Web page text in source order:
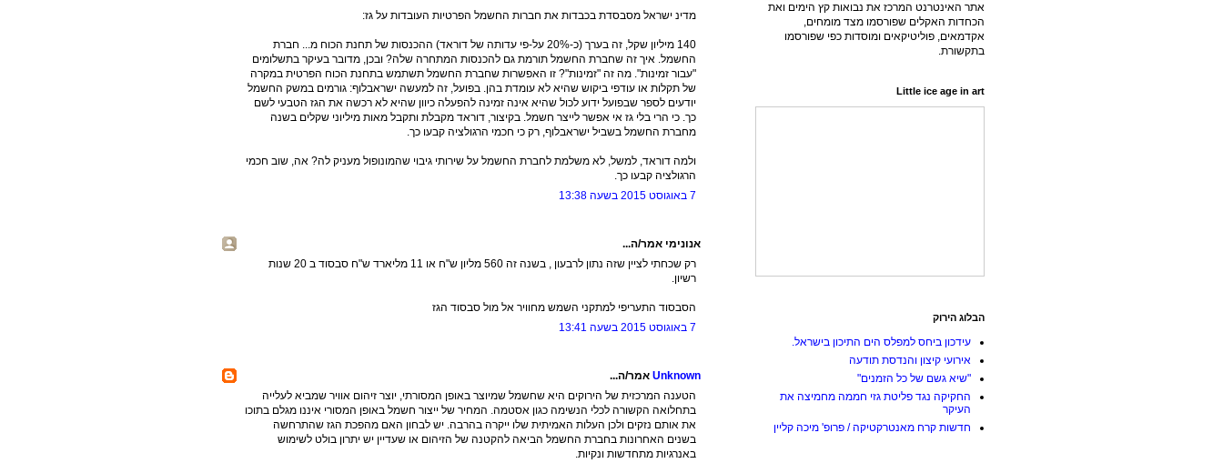
מדינ ישראל מסבסדת בכבדות את חברות החשמל הפרטיות העובדות על גז:
140 מיליון שקל, זה בערך (כ-20% על-פי עדותה של דוראד) ההכנסות של תחנת הכוח מ... חברת
החשמל. איך זה שחברת החשמל תורמת גם להכנסות המתחרה שלה? ובכן, מדובר בעיקר בתשלומים
"עבור זמינות". מה זה "זמינות"? זו האפשרות שחברת החשמל תשתמש בתחנת הכוח הפרטית במקרה
של תקלות או עודפי ביקוש שהיא לא עומדת בהן. בפועל, זה למעשה ישראבלוף: גורמים במשק החשמל
יודעים לספר שבפועל ידוע לכול שהיא אינה זמינה להפעלה כיוון שהיא לא רכשה את הגז הטבעי לשם
כך. כי הרי בלי גז אי אפשר לייצר חשמל. בקיצור, דוראד מקבלת ותקבל מאות מיליוני שקלים בשנה
מחברת החשמל בשביל ישראבלוף, רק כי חכמי הרגולציה קבעו כך.
ולמה דוראד, למשל, לא משלמת לחברת החשמל על שירותי גיבוי שהמונופול מעניק לה? אה, שוב חכמי
הרגולציה קבעו כך.
7 באוגוסט 2015 בשעה 13:38
אנונימי אמר/ה...
רק שכחתי לציין שזה נתון לרבעון , בשנה זה 560 מליון ש"ח או 11 מליארד ש"ח סבסוד ב 20 שנות
רשיון.
הסבסוד התעריפי למתקני השמש מחוויר אל מול סבסוד הגז
7 באוגוסט 2015 בשעה 13:41
Unknown אמר/ה...
הטענה המרכזית של הירוקים היא שחשמל שמיוצר באופן המסורתי, יוצר זיהום אוויר שמביא לעלייה
בתחלואה הקשורה לכלי הנשימה כגון אסטמה. המחיר של ייצור חשמל באופן המסורי איננו מגלם בתוכו
את אותם נזקים ולכן העלות האמיתית שלו ייקרה בהרבה. יש לבחון האם מהפכת הגז שהתרחשה
בשנים האחרונות בחברת החשמל הביאה להקטנה של הזיהום או שעדיין יש יתרון בולט לשימוש
באנרגיות מתחדשות ונקיות.
אתר האינטרנט המרכז את נבואות קץ הימים ואת
הכחדות האקלים שפורסמו מצד מומחים,
אקדמאים, פוליטיקאים ומוסדות כפי שפורסמו
בתקשורת.
Little ice age in art
הבלוג הירוק
עידכון ביחס למפלס הים התיכון בישראל.
אירועי קיצון והנדסת תודעה
"שיא גשם של כל הזמנים"
החקיקה נגד פליטת גזי חממה מחמיצה את
העיקר
חדשות קרח מאנטרקטיקה / פרופ' מיכה קליין